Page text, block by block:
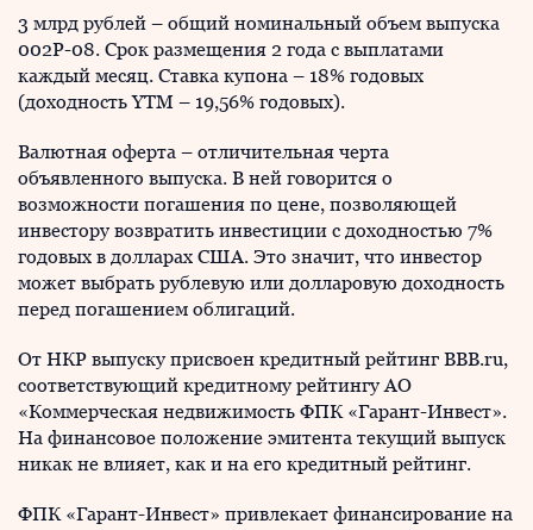
3 млрд рублей – общий номинальный объем выпуска
002Р-08. Срок размещения 2 года с выплатами
каждый месяц. Ставка купона – 18% годовых
(доходность YTM – 19,56% годовых).
Валютная оферта – отличительная черта
объявленного выпуска. В ней говорится о
возможности погашения по цене, позволяющей
инвестору возвратить инвестиции с доходностью 7%
годовых в долларах США. Это значит, что инвестор
может выбрать рублевую или долларовую доходность
перед погашением облигаций.
От НКР выпуску присвоен кредитный рейтинг BBB.ru,
соответствующий кредитному рейтингу АО
«Коммерческая недвижимость ФПК «Гарант-Инвест».
На финансовое положение эмитента текущий выпуск
никак не влияет, как и на его кредитный рейтинг.
ФПК «Гарант-Инвест» привлекает финансирование на